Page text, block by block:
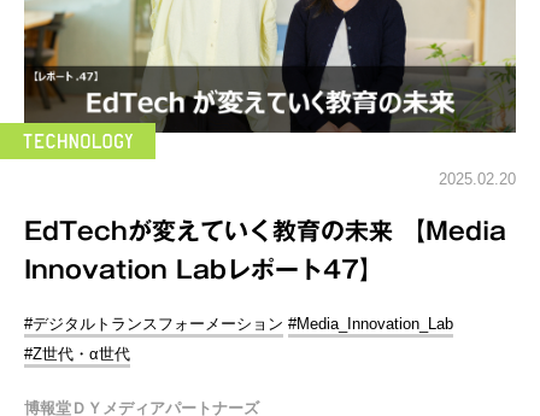
2025.02.20
EdTechが変えていく教育の未来 【Media
Innovation Labレポート47】
#デジタルトランスフォーメーション #Media_Innovation_Lab
#Z世代・α世代
博報堂ＤＹメディアパートナーズ